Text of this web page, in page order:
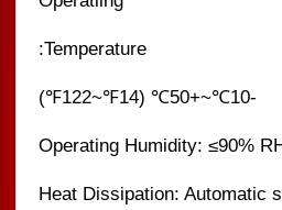
Temperature:
-10℃~+50℃ (14℉~122℉)
Operating Humidity: ≤90%
Heat Dissipation: Automatic